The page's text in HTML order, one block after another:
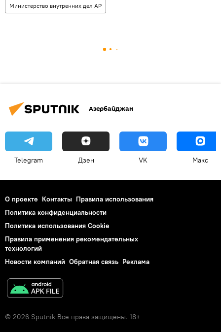
Министерство внутренних дел АР
Азербайджан
Telegram Дзен VK Макс
О проекте Контакты Правила использования
Политика конфиденциальности
Политика использования Cookie
Правила применения рекомендательных
технологий
Новости компаний Обратная связь Реклама
© 2026 Sputnik Все права защищены. 18+